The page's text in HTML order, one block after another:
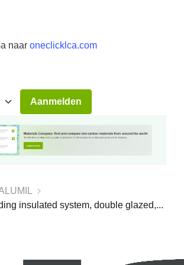
naar oneclicklca.com
Aanmelden
insulated system, double glazed,...